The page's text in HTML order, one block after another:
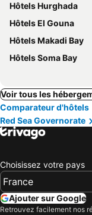
Hôtels Hurghada
Hôtels El Gouna
Hôtels Makadi Bay
Hôtels Soma Bay
Voir tous les
Comparateur d'hôtels
Red Sea Governorate
Choisissez votre pays
Ajouter sur Google
Retrouvez facilement nos